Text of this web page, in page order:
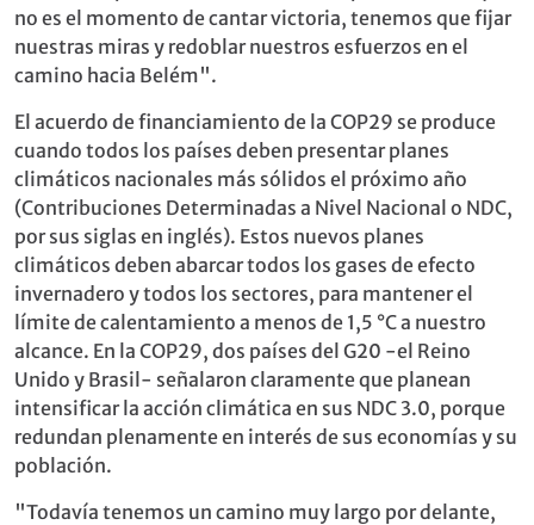
no es el momento de cantar victoria, tenemos que fijar
nuestras miras y redoblar nuestros esfuerzos en el
camino hacia Belém".
El acuerdo de financiamiento de la COP29 se produce
cuando todos los países deben presentar planes
climáticos nacionales más sólidos el próximo año
(Contribuciones Determinadas a Nivel Nacional o NDC,
por sus siglas en inglés). Estos nuevos planes
climáticos deben abarcar todos los gases de efecto
invernadero y todos los sectores, para mantener el
límite de calentamiento a menos de 1,5 °C a nuestro
alcance. En la COP29, dos países del G20 -el Reino
Unido y Brasil- señalaron claramente que planean
intensificar la acción climática en sus NDC 3.0, porque
redundan plenamente en interés de sus economías y su
población.
"Todavía tenemos un camino muy largo por delante,